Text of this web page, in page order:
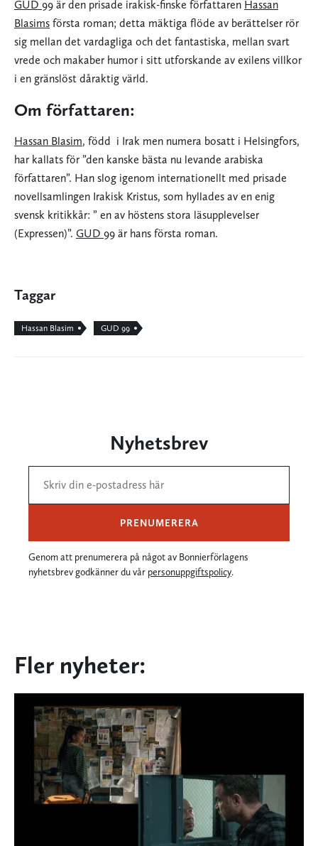
GUD 99 är den prisade irakisk-finske författaren Hassan
Blasims första roman; detta mäktiga flöde av berättelser rör
sig mellan det vardagliga och det fantastiska, mellan svart
vrede och makaber humor i sitt utforskande av exilens villkor
i en gränslöst dåraktig värld.
Om författaren:
Hassan Blasim, född i Irak men numera bosatt i Helsingfors,
har kallats för ”den kanske bästa nu levande arabiska
författaren”. Han slog igenom internationellt med prisade
novellsamlingen Irakisk Kristus, som hyllades av en enig
svensk kritikkår: ” en av höstens stora läsupplevelser
(Expressen)”. GUD 99 är hans första roman.
Taggar
Hassan Blasim GUD 99
Nyhetsbrev
PRENUMERERA
Genom att prenumerera på något av Bonnierförlagens
nyhetsbrev godkänner du vår personuppgiftspolicy.
Fler nyheter: